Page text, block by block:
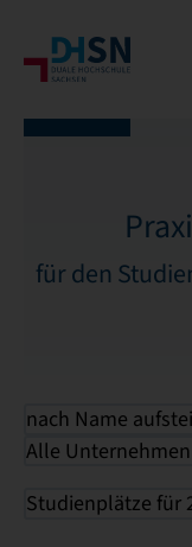
für den
nach Name
Alle
Studienplätze für